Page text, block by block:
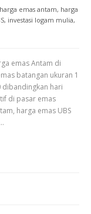
harga emas antam, harga
, investasi logam mulia,
emas Antam di
batangan ukuran 1
dibandingkan hari
di pasar emas
harga emas UBS